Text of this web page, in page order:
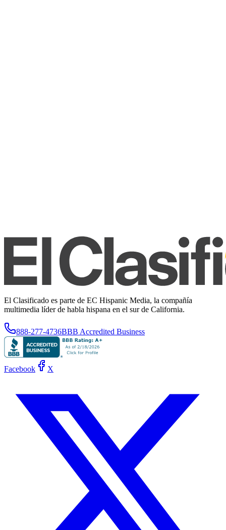
El Clasificado es parte de EC Hispanic Media, la compañía
multimedia líder de habla hispana en el sur de California.
888-277-4736BBB Accredited Business
Facebook X